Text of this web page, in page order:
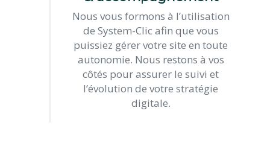
Nous vous formons à l’utilisation
de System-Clic afin que vous
puissiez gérer votre site en toute
autonomie. Nous restons à vos
côtés pour assurer le suivi et
l’évolution de votre stratégie
digitale.